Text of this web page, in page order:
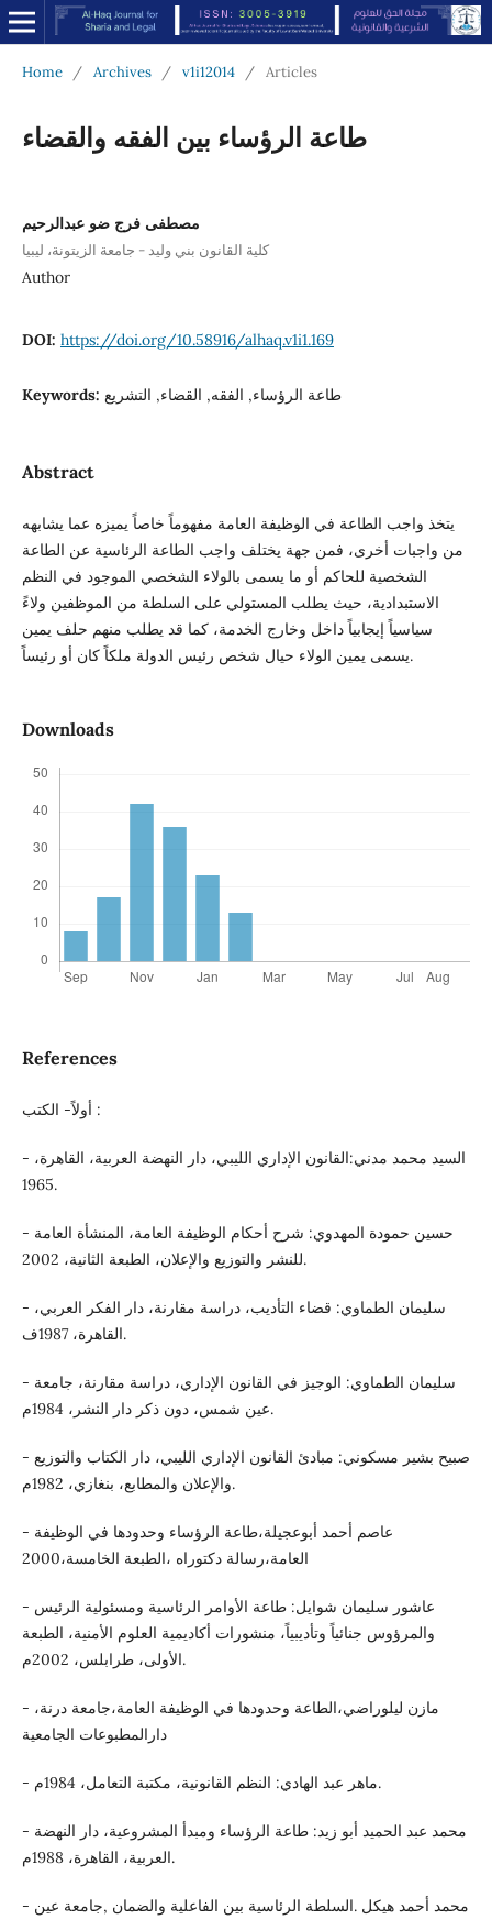
Home / Archives / v1i12014 / Articles
طاعة الرؤساء بين الفقه والقضاء
مصطفى فرج ضو عبدالرحيم
كلية القانون بني وليد - جامعة الزيتونة، ليبيا
Author
DOI: https://doi.org/10.58916/alhaq.v1i1.169
Keywords: طاعة الرؤساء, الفقه, القضاء, التشريع
Abstract
يتخذ واجب الطاعة في الوظيفة العامة مفهوماً خاصاً يميزه عما يشابهه
من واجبات أخرى، فمن جهة يختلف واجب الطاعة الرئاسية عن الطاعة
الشخصية للحاكم أو ما يسمى بالولاء الشخصي الموجود في النظم
الاستبدادية، حيث يطلب المستولي على السلطة من الموظفين ولاءً
سياسياً إيجابياً داخل وخارج الخدمة، كما قد يطلب منهم حلف يمين
يسمى يمين الولاء حيال شخص رئيس الدولة ملكاً كان أو رئيساً.
Downloads
References
أولاً- الكتب :
- السيد محمد مدني:القانون الإداري الليبي، دار النهضة العربية، القاهرة،
1965.
- حسين حمودة المهدوي: شرح أحكام الوظيفة العامة، المنشأة العامة
للنشر والتوزيع والإعلان، الطبعة الثانية، 2002.
- سليمان الطماوي: قضاء التأديب، دراسة مقارنة، دار الفكر العربي،
القاهرة، 1987ف.
- سليمان الطماوي: الوجيز في القانون الإداري، دراسة مقارنة، جامعة
عين شمس، دون ذكر دار النشر، 1984م.
- صبيح بشير مسكوني: مبادئ القانون الإداري الليبي، دار الكتاب والتوزيع
والإعلان والمطابع، بنغازي، 1982م.
- عاصم أحمد أبوعجيلة،طاعة الرؤساء وحدودها في الوظيفة
العامة،رسالة دكتوراه ،الطبعة الخامسة،2000
- عاشور سليمان شوايل: طاعة الأوامر الرئاسية ومسئولية الرئيس
والمرؤوس جنائياً وتأديبياً، منشورات أكاديمية العلوم الأمنية، الطبعة
الأولى، طرابلس، 2002م.
- مازن ليلوراضي،الطاعة وحدودها في الوظيفة العامة،جامعة درنة،
دارالمطبوعات الجامعية
- ماهر عبد الهادي: النظم القانونية، مكتبة التعامل، 1984م.
- محمد عبد الحميد أبو زيد: طاعة الرؤساء ومبدأ المشروعية، دار النهضة
العربية، القاهرة، 1988م.
- محمد أحمد هيكل .السلطة الرئاسية بين الفاعلية والضمان ,جامعة عين